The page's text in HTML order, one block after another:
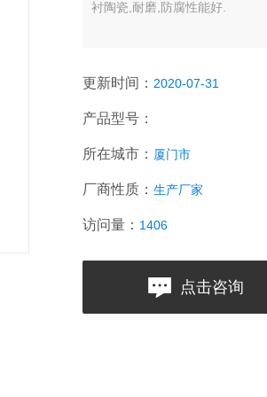
衬陶瓷,耐磨,防腐性能好.
更新时间： 2020-07-31
产品型号：
所在城市： 厦门市
厂商性质： 生产厂家
访问量： 1406
点击咨询